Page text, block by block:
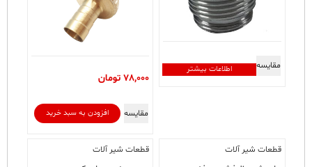
اطلاعات بیشتر مقایسه
78,000 تومان
افزودن به سبد خرید مقایسه
قطعات شیر آلات قطعات شیر آلات